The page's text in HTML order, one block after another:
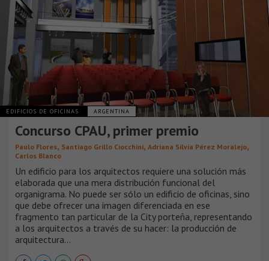
EDIFICIOS DE OFICINAS ARGENTINA
Concurso CPAU, primer premio
Paulo Flores, Santiago Grillo Ciocchini, Adriana Silvia Pérez Moralejo,
Carlos Blanco
Un edificio para los arquitectos requiere una solución más
elaborada que una mera distribución funcional del
organigrama. No puede ser sólo un edificio de oficinas, sino
que debe ofrecer una imagen diferenciada en ese
fragmento tan particular de la City porteña, representando
a los arquitectos a través de su hacer: la producción de
arquitectura...